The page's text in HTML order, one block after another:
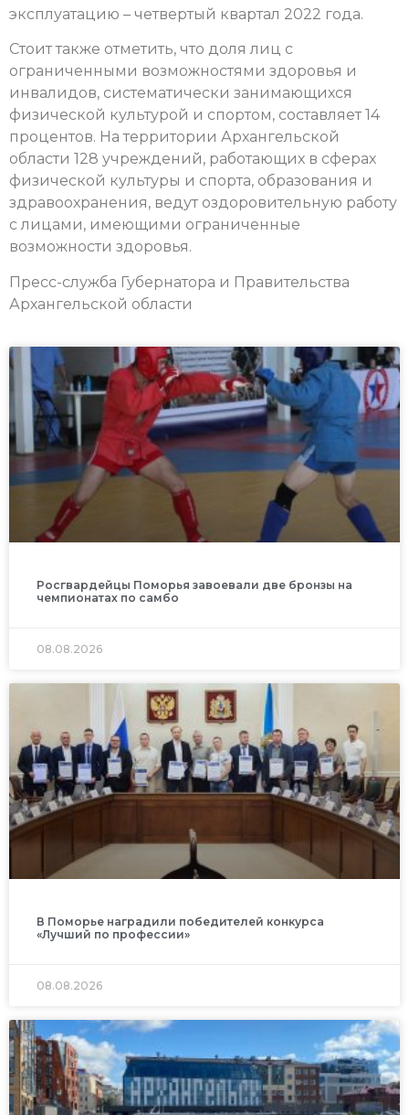
эксплуатацию – четвертый квартал 2022 года.
Стоит также отметить, что доля лиц с
ограниченными возможностями здоровья и
инвалидов, систематически занимающихся
физической культурой и спортом, составляет 14
процентов. На территории Архангельской
области 128 учреждений, работающих в сферах
физической культуры и спорта, образования и
здравоохранения, ведут оздоровительную работу
с лицами, имеющими ограниченные
возможности здоровья.
Пресс-служба Губернатора и Правительства
Архангельской области
Росгвардейцы Поморья завоевали две бронзы на
чемпионатах по самбо
08.08.2026
В Поморье наградили победителей конкурса
«Лучший по профессии»
08.08.2026